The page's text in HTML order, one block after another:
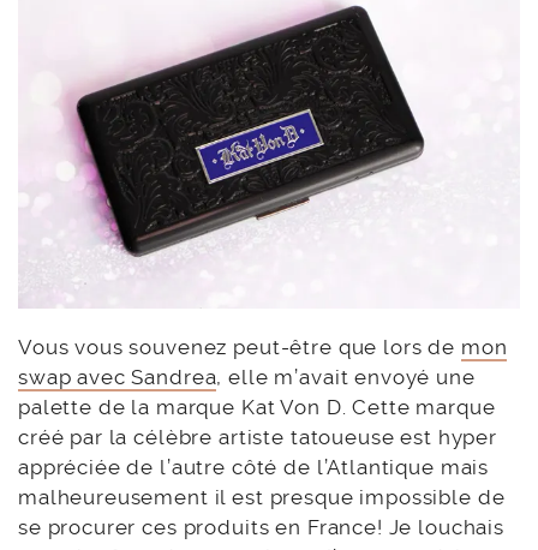
Vous vous souvenez peut-être que lors de mon
swap avec Sandrea, elle m’avait envoyé une
palette de la marque Kat Von D. Cette marque
créé par la célèbre artiste tatoueuse est hyper
appréciée de l’autre côté de l’Atlantique mais
malheureusement il est presque impossible de
se procurer ces produits en France! Je louchais